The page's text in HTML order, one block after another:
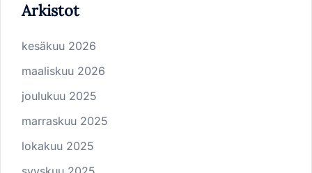
Arkistot
kesäkuu 2026
maaliskuu 2026
joulukuu 2025
marraskuu 2025
lokakuu 2025